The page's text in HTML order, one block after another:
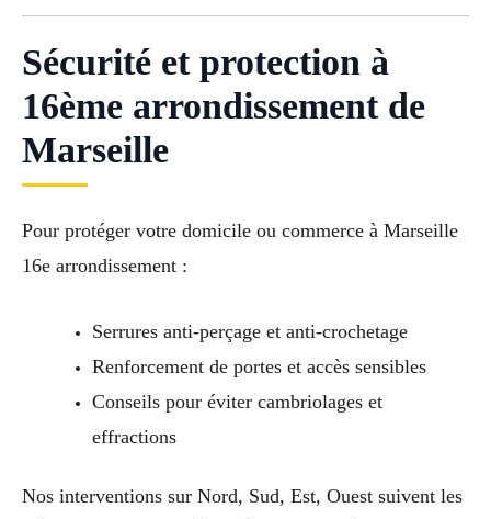
Sécurité et protection à
16ème arrondissement de
Marseille
Pour protéger votre domicile ou commerce à Marseille
16e arrondissement :
Serrures anti-perçage et anti-crochetage
Renforcement de portes et accès sensibles
Conseils pour éviter cambriolages et
effractions
Nos interventions sur Nord, Sud, Est, Ouest suivent les